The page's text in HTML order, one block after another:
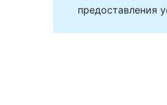
предоставления